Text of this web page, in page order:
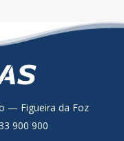
— Figueira da Foz
900 900